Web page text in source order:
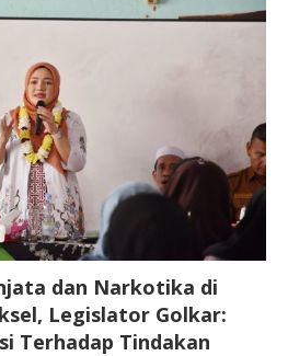
dan Narkotika di
Legislator Golkar:
Terhadap Tindakan